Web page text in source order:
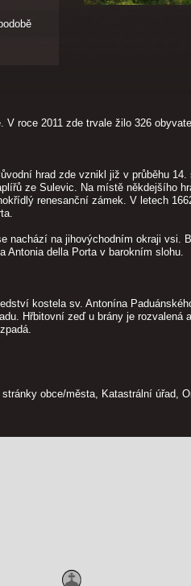
roce 2011 zde trvale žilo 326 obyvatel
hrad zde vznikl již v průběhu
ze Sulevic. Na místě někdejšího
renesanční zámek. V letech
nachází na jihovýchodním okraji vsi.
Antonia della Porta v barokním slohu.
kostela sv. Antonína
Hřbitovní zeď u brány je rozvalená
obce/města, Katastrální úřad,